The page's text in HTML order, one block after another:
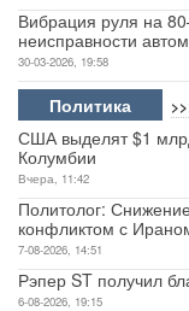
Вибрация руля на
неисправности
30-03-2026, 19:58
Политика
США выделят $1
Колумбии
Вчера, 11:42
Политолог:
конфликтом с
7-08-2026, 14:51
Рэпер ST получил
6-08-2026, 19:15